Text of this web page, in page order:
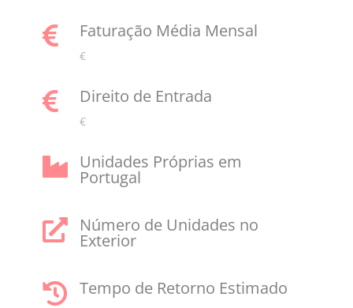
 Faturação Média Mensal
€
 Direito de Entrada
€
 Unidades Próprias em
Portugal
 Número de Unidades no
Exterior
 Tempo de Retorno Estimado